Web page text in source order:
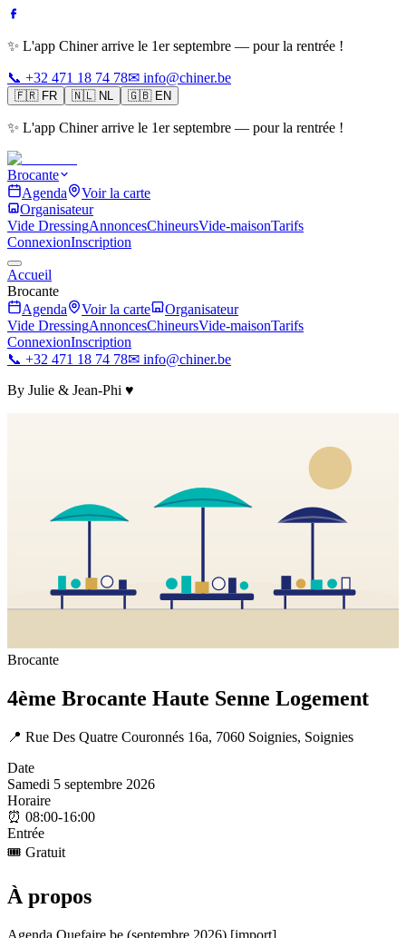
✨ L'app Chiner arrive le 1er septembre — pour la rentrée !
📞 +32 471 18 74 78✉ info@chiner.be
🇫🇷 FR 🇳🇱 NL 🇬🇧 EN
✨ L'app Chiner arrive le 1er septembre — pour la rentrée !
Brocante
Agenda
Voir la carte
Organisateur
Vide DressingAnnoncesChineursVide-maisonTarifs
ConnexionInscription
Accueil
Brocante
Agenda
Voir la carte
Organisateur
Vide DressingAnnoncesChineursVide-maisonTarifs
ConnexionInscription
📞 +32 471 18 74 78✉ info@chiner.be
By Julie & Jean-Phi ♥
Brocante
4ème Brocante Haute Senne Logement
📍 Rue Des Quatre Couronnés 16a, 7060 Soignies, Soignies
Date
Samedi 5 septembre 2026
Horaire
⏰ 08:00-16:00
Entrée
🎟️ Gratuit
À propos
Agenda Quefaire.be (septembre 2026) [import]